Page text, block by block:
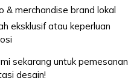
& merchandise brand lokal
eksklusif atau keperluan
sekarang untuk pemesanan
desain!